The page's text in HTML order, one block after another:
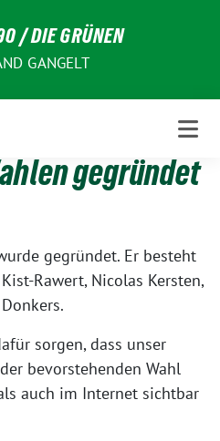
/ DIE GRÜNEN
GANGELT
gegründet
gegründet. Er besteht
Rawert, Nicolas Kersten,
sorgen, dass unser
bevorstehenden Wahl
auch im Internet sichtbar